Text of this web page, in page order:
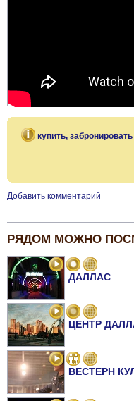
купить,
Добавить комментарий
РЯДОМ МОЖНО
ДАЛЛАС
ЦЕНТР
ВЕСТЕРН